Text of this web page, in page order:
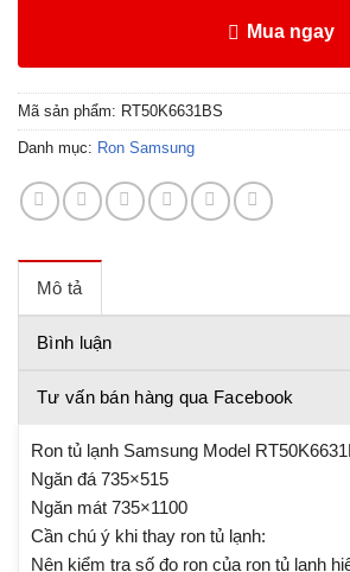
Mua ngay
Mã sản phẩm: RT50K6631BS
Danh mục: Ron Samsung
Mô tả
Bình luận
Tư vấn bán hàng qua Facebook
Ron tủ lạnh Samsung Model
Ngăn đá 735×515
Ngăn mát 735×1100
Cần chú ý khi thay ron tủ lạnh:
Nên kiểm tra số đo ron của ron tủ lạnh